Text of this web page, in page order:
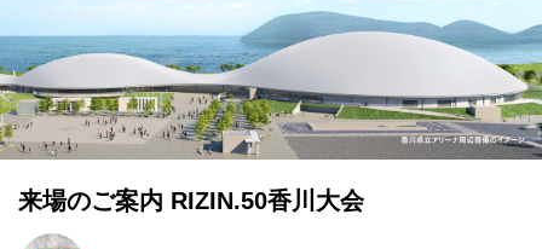
来場のご案内 RIZIN.50香川大会